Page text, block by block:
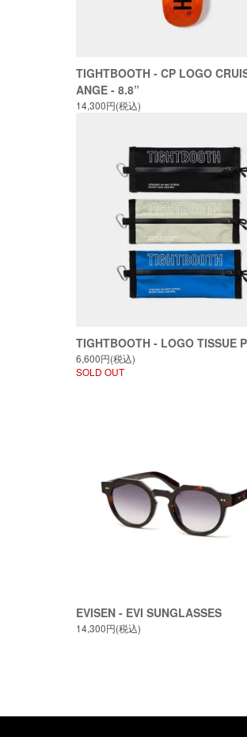
TIGHTBOOTH - CP LOGO
ANGE - 8.8”
14,300円(税込)
TIGHTBOOTH - LOGO TISSUE
6,600円(税込)
SOLD OUT
EVISEN - EVI SUNGLASSES
14,300円(税込)